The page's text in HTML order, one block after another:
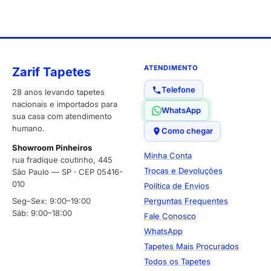
Zarif Tapetes
28 anos levando tapetes
nacionais e importados para
sua casa com atendimento
humano.
Showroom Pinheiros
rua fradique coutinho, 445
São Paulo — SP · CEP 05416-
010
Seg–Sex: 9:00–19:00
Sáb: 9:00–18:00
ATENDIMENTO
Telefone
WhatsApp
Como chegar
Minha Conta
Trocas e Devoluções
Política de Envios
Perguntas Frequentes
Fale Conosco
WhatsApp
Tapetes Mais Procurados
Todos os Tapetes